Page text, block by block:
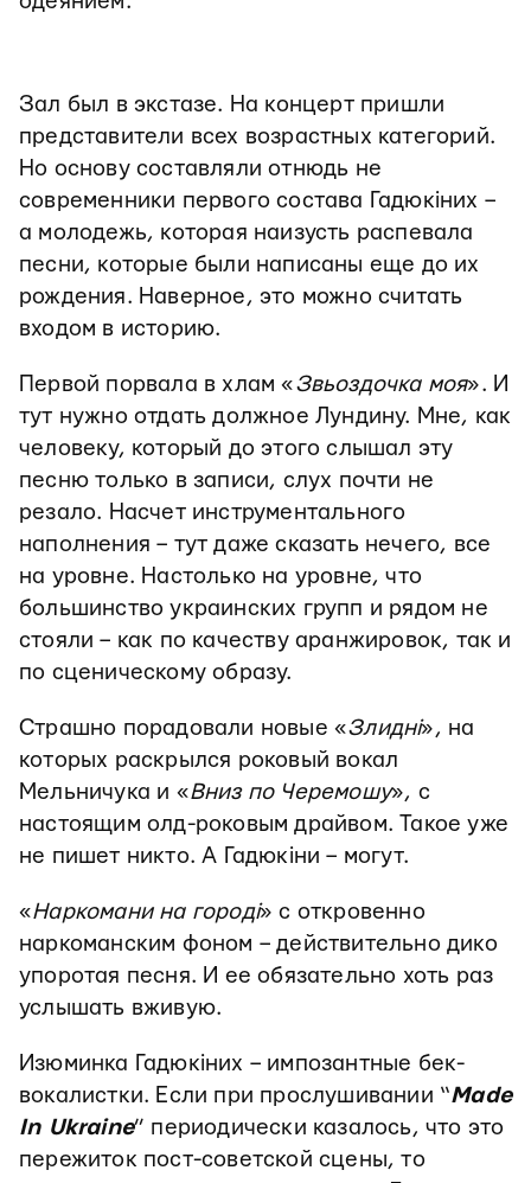
Зал был в экстазе. На концерт пришли
представители всех возрастных категорий.
Но основу составляли отнюдь не
современники первого состава Гадюкіних –
а молодежь, которая наизусть распевала
песни, которые были написаны еще до их
рождения. Наверное, это можно считать
входом в историю.
Первой порвала в хлам «Звьоздочка моя». И
тут нужно отдать должное Лундину. Мне, как
человеку, который до этого слышал эту
песню только в записи, слух почти не
резало. Насчет инструментального
наполнения – тут даже сказать нечего, все
на уровне. Настолько на уровне, что
большинство украинских групп и рядом не
стояли – как по качеству аранжировок, так и
по сценическому образу.
Страшно порадовали новые «Злидні», на
которых раскрылся роковый вокал
Мельничука и «Вниз по Черемошу», с
настоящим олд-роковым драйвом. Такое уже
не пишет никто. А Гадюкіни – могут.
«Наркомани на городі» с откровенно
наркоманским фоном – действительно дико
упоротая песня. И ее обязательно хоть раз
услышать вживую.
Изюминка Гадюкіних – импозантные бек-
вокалистки. Если при прослушивании “Made
In Ukraine” периодически казалось, что это
пережиток пост-советской сцены, то